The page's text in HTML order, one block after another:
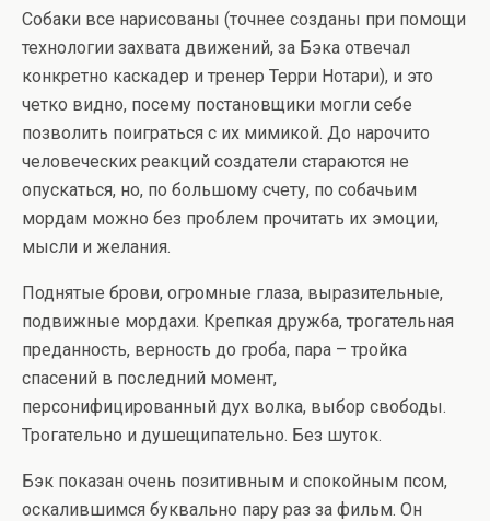
Собаки все нарисованы (точнее созданы при помощи
технологии захвата движений, за Бэка отвечал
конкретно каскадер и тренер Терри Нотари), и это
четко видно, посему постановщики могли себе
позволить поиграться с их мимикой. До нарочито
человеческих реакций создатели стараются не
опускаться, но, по большому счету, по собачьим
мордам можно без проблем прочитать их эмоции,
мысли и желания.
Поднятые брови, огромные глаза, выразительные,
подвижные мордахи. Крепкая дружба, трогательная
преданность, верность до гроба, пара – тройка
спасений в последний момент,
персонифицированный дух волка, выбор свободы.
Трогательно и душещипательно. Без шуток.
Бэк показан очень позитивным и спокойным псом,
оскалившимся буквально пару раз за фильм. Он